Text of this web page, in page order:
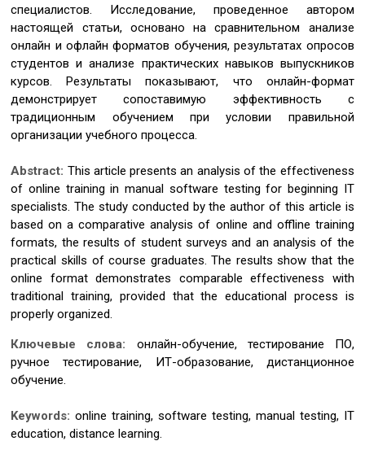
специалистов. Исследование, проведенное автором
настоящей статьи, основано на сравнительном анализе
онлайн и офлайн форматов обучения, результатах опросов
студентов и анализе практических навыков выпускников
курсов. Результаты показывают, что онлайн-формат
демонстрирует сопоставимую эффективность с
традиционным обучением при условии правильной
организации учебного процесса.
Abstract: This article presents an analysis of the effectiveness
of online training in manual software testing for beginning IT
specialists. The study conducted by the author of this article is
based on a comparative analysis of online and offline training
formats, the results of student surveys and an analysis of the
practical skills of course graduates. The results show that the
online format demonstrates comparable effectiveness with
traditional training, provided that the educational process is
properly organized.
Ключевые слова: онлайн-обучение, тестирование ПО,
ручное тестирование, ИТ-образование, дистанционное
обучение.
Keywords:online training, software testing, manual testing, IT
education, distance learning.